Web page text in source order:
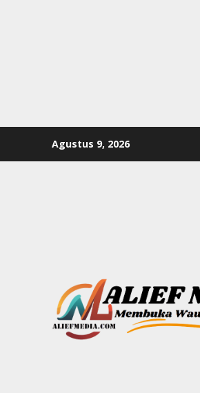
Agustus 9, 2026